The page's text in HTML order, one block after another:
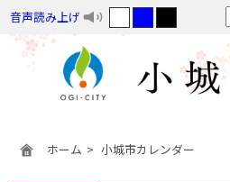
音声読み上げ
ホーム 小城市カレンダー